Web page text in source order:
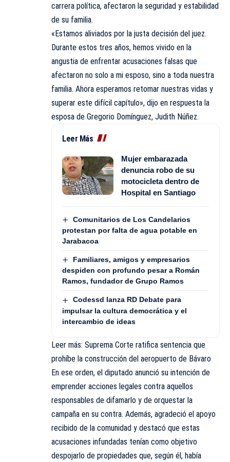
carrera política, afectaron la seguridad y estabilidad
de su familia.
«Estamos aliviados por la justa decisión del juez.
Durante estos tres años, hemos vivido en la
angustia de enfrentar acusaciones falsas que
afectaron no solo a mi esposo, sino a toda nuestra
familia. Ahora esperamos retomar nuestras vidas y
superar este difícil capítulo», dijo en respuesta la
esposa de Gregorio Domínguez, Judith Núñez.
Leer Más
Mujer embarazada
denuncia robo de su
motocicleta dentro de
Hospital en Santiago
Comunitarios de Los Candelarios
protestan por falta de agua potable en
Jarabacoa
Familiares, amigos y empresarios
despiden con profundo pesar a Román
Ramos, fundador de Grupo Ramos
Codessd lanza RD Debate para
impulsar la cultura democrática y el
intercambio de ideas
Leer más: Suprema Corte ratifica sentencia que
prohíbe la construcción del aeropuerto de Bávaro
En ese orden, el diputado anunció su intención de
emprender acciones legales contra aquellos
responsables de difamarlo y de orquestar la
campaña en su contra. Además, agradeció el apoyo
recibido de la comunidad y destacó que estas
acusaciones infundadas tenían como objetivo
despojarlo de propiedades que, según él, había